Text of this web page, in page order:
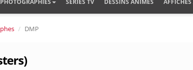
PHOTOGRAPHIES SÉRIES TV DESSINS ANIMÉS
DMP